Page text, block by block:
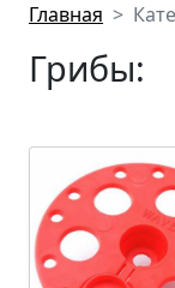
Главная
Грибы: